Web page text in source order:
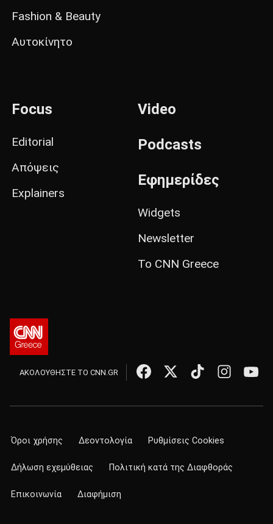
Fashion & Beauty
Αυτοκίνητο
Focus
Editorial
Απόψεις
Explainers
Video
Podcasts
Εφημερίδες
Widgets
Newsletter
Το CNN Greece
ΑΚΟΛΟΥΘΗΣΤΕ ΤΟ CNN.GR
Όροι χρήσης Δεοντολογία Ρυθμίσεις Cookies
Δήλωση εχεμύθειας Πολιτική κατά της Διαφθοράς
Επικοινωνία Διαφήμιση